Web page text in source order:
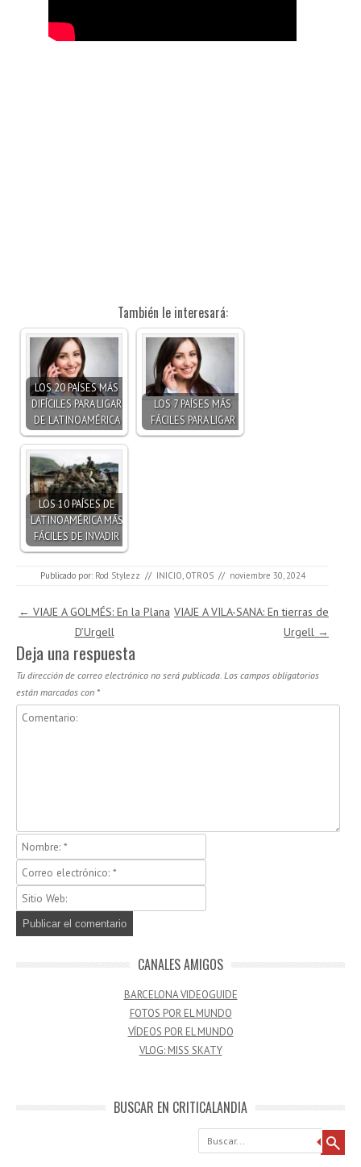
También le interesará:
LOS 20 PAÍSES MÁS
DIFÍCILES PARA LIGAR
DE LATINOAMÉRICA
LOS 7 PAÍSES MÁS
FÁCILES PARA LIGAR
LOS 10 PAÍSES DE
LATINOAMÉRICA MÁS
FÁCILES DE INVADIR
Publicado por: Rod Stylezz // INICIO OTROS // noviembre 30, 2024
Navegación de entradas
← VIAJE A GOLMÉS: En la Plana
D’Urgell
VIAJE A VILA-SANA: En tierras de
Urgell →
Deja una respuesta
Tu dirección de correo electrónico no será publicada. Los campos obligatorios
están marcados con *
CANALES AMIGOS
BARCELONA VIDEOGUIDE
FOTOS POR EL MUNDO
VÍDEOS POR EL MUNDO
VLOG: MISS SKATY
BUSCAR EN CRITICALANDIA
Buscar